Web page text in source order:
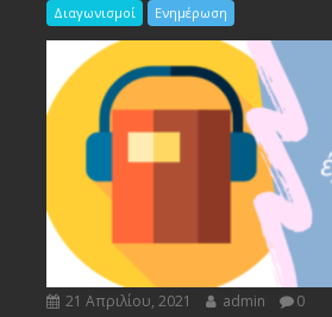
Διαγωνισμοί Ενημέρωση
21 Απριλίου, 2021 admin 0